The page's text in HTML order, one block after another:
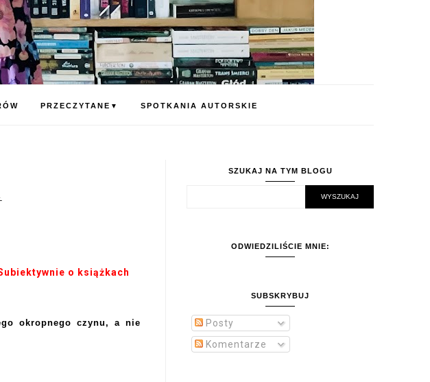
PRZECZYTANE ▼ SPOTKANIA AUTORSKIE
o książkach
okropnego czynu, a nie
SZUKAJ NA TYM BLOGU
ODWIEDZILIŚCIE MNIE:
SUBSKRYBUJ
Posty
Komentarze